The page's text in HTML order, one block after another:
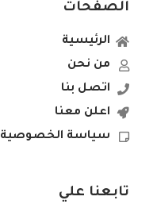
الصفحات
الرئيسية
من نحن
اتصل بنا
اعلن معنا
سياسة الخصوصية
تابعنا علي